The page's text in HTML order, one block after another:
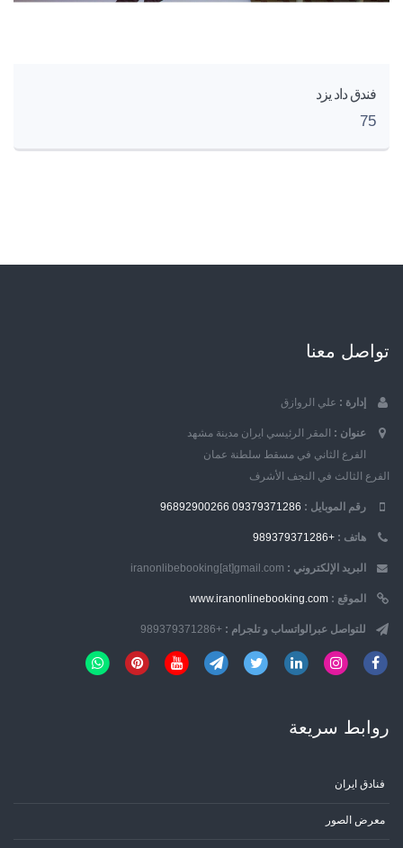
فندق داد يزد
75
تواصل معنا
إدارة : علي الروازق
عنوان : المقر الرئيسي ايران مدينة مشهد
الفرع الثاني في مسقط سلطنة عمان
الفرع الثالث في النجف الأشرف
رقم الموبایل : 09379371286
96892900266
هاتف : +989379371286
البريد الإلكتروني : iranonlibebooking[at]gmail.com
الموقع : www.iranonlinebooking.com
للتواصل عبرالواتساب و تلجرام : +989379371286
روابط سریعة
فنادق ايران
معرض الصور